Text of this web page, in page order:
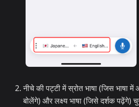
नीचे की पट्टी में स्रोत भाषा (जिस भाषा में
बोलेंगे) और लक्ष्य भाषा (जिसे दर्शक पढ़ेंगे)